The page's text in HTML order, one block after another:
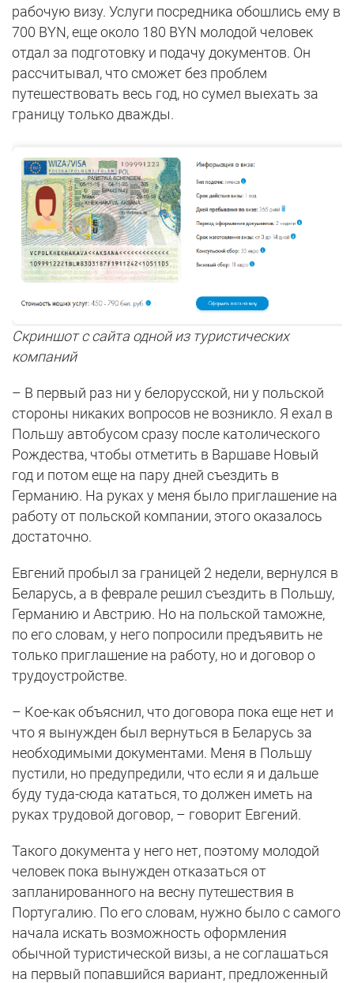
рабочую визу. Услуги посредника обошлись ему в
700 BYN, еще около 180 BYN молодой человек
отдал за подготовку и подачу документов. Он
рассчитывал, что сможет без проблем
путешествовать весь год, но сумел выехать за
границу только дважды.
Скриншот с сайта одной из туристических
компаний
– В первый раз ни у белорусской, ни у польской
стороны никаких вопросов не возникло. Я ехал в
Польшу автобусом сразу после католического
Рождества, чтобы отметить в Варшаве Новый
год и потом еще на пару дней съездить в
Германию. На руках у меня было приглашение на
работу от польской компании, этого оказалось
достаточно.
Евгений пробыл за границей 2 недели, вернулся в
Беларусь, а в феврале решил съездить в Польшу,
Германию и Австрию. Но на польской таможне,
по его словам, у него попросили предъявить не
только приглашение на работу, но и договор о
трудоустройстве.
– Кое-как объяснил, что договора пока еще нет и
что я вынужден был вернуться в Беларусь за
необходимыми документами. Меня в Польшу
пустили, но предупредили, что если я и дальше
буду туда-сюда кататься, то должен иметь на
руках трудовой договор, – говорит Евгений.
Такого документа у него нет, поэтому молодой
человек пока вынужден отказаться от
запланированного на весну путешествия в
Португалию. По его словам, нужно было с самого
начала искать возможность оформления
обычной туристической визы, а не соглашаться
на первый попавшийся вариант, предложенный